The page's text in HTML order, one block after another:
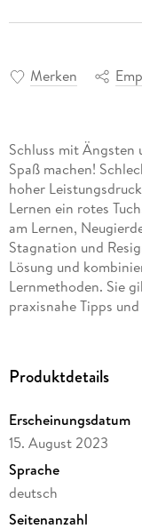
Merken
Schluss mit Ängsten
Spaß machen!
hoher
Lernen ein rotes
am Lernen,
Stagnation und
Lösung und
Lernmethoden. Sie
praxisnahe Tipps
und man Erfolge
Produktdetails
Erscheinungsdatum
15. August 2023
Sprache
deutsch
Seitenanzahl